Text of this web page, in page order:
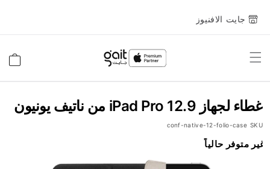
جايت الافنيوز
Toggle
غطاء لجهاز iPad Pro 12.9 من ناتيف يونيون
SKU
conf-native-12-folio-case
انتقل
إلى
غير متوفر حالياً